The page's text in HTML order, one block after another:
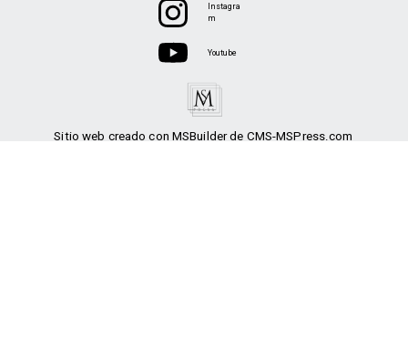
Sitio web creado con MSBuilder de CMS-MSPress.com
Instagra
m
Youtube